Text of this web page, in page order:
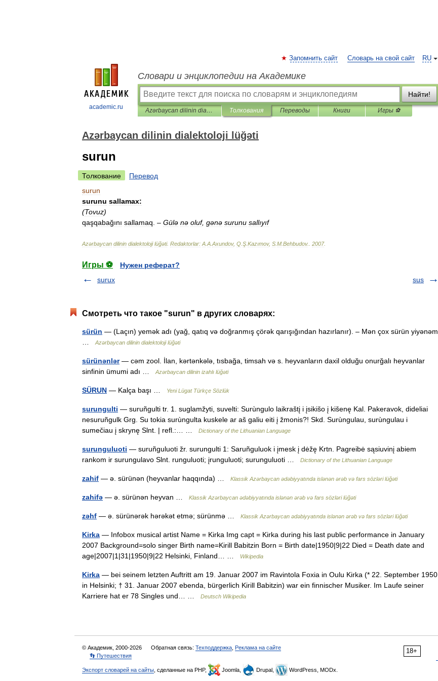
academic.ru
RU
Запомнить сайт Словарь на свой сайт
Словари и энциклопедии на Академике
Найти!
Azərbaycan dilinin dialektoloji lüğəti Толкования Переводы Книги Игры ⚽
Azərbaycan dilinin dialektoloji lüğəti
surun
Толкование
Перевод
surun
surunu sallamax:
(Tovuz)
qaşqabağını sallamaq – Gülə nə oluf, gənə surunu sallıyıf
Azərbaycan dilinin dialektoloji lüğəti. Redaktorlar: A A Axundov, Q Ş Kazımov, S M Behbudov. 2007.
Игры ⚽
Нужен реферат?
surux
sus
Смотреть что такое "surun" в других словарях:
sürün — (Laçın) yemək adı (yağ, qatıq və doğranmış çörək qarışığından hazırlanır). – Mən çox sürün yiyənəm
Azərbaycan dilinin dialektoloji lüğəti
sürünənlər— cəm zool. İlan, kərtənkələ, tısbağa, timsah və s. heyvanların daxil olduğu onurğalı heyvanlar
sinfinin ümumi adı …
Azərbaycan dilinin izahlı lüğəti
SÜRUN — Kalça başı … Yeni Lügat Türkçe Sözlük
surungulti — suruñgulti tr. 1. suglamžyti, suvelti: Surùngulo laikraštį i įsikišo į kišenę Kal. Pakeravok, dideliai
nesuruñgulk Grg. Su tokia surùngulta kuskele ar aš galiu eiti į žmonis?! Skd. Surùngulau, surùngulau i
sumečiau į skrynę Slnt. | refl.:… …
Dictionary of the Lithuanian Language
surunguluoti — suruñguluoti žr. surungulti 1: Saruñguluok i įmesk į dėžę Krtn. Pagreibė sąsiuvinį abiem
rankom ir surungulavo Slnt. runguluoti; įrunguluoti; surunguluoti …
Dictionary of the Lithuanian Language
zahif — ə. sürünən (heyvanlar haqqında) … Klassik Azərbaycan ədəbiyyatında islənən ərəb və fars sözləri lüğəti
zahifə — ə. sürünən heyvan … Klassik Azərbaycan ədəbiyyatında islənən ərəb və fars sözləri lüğəti
zəhf — ə. sürünərək hərəkət etmə; sürünmə … Klassik Azərbaycan ədəbiyyatında islənən ərəb və fars sözləri lüğəti
Kirka — Infobox musical artist Name = Kirka Img capt = Kirka during his last public performance in January
2007 Background=solo singer Birth name=Kirill Babitzin Born = Birth date|1950|9|22 Died = Death date and
age|2007|1|31|1950|9|22 Helsinki, Finland… …
Wikipedia
Kirka — bei seinem letzten Auftritt am 19. Januar 2007 im Ravintola Foxia in Oulu Kirka (* 22. September 1950
in Helsinki; † 31. Januar 2007 ebenda, bürgerlich Kirill Babitzin) war ein finnischer Musiker. Im Laufe seiner
Karriere hat er 78 Singles und… …
Deutsch Wikipedia
18+
© Академик, 2000-2026 Обратная связь: Техподдержка Реклама на сайте
👣 Путешествия
Экспорт словарей на сайты , сделанные на PHP, Joomla, Drupal, WordPress, MODx.